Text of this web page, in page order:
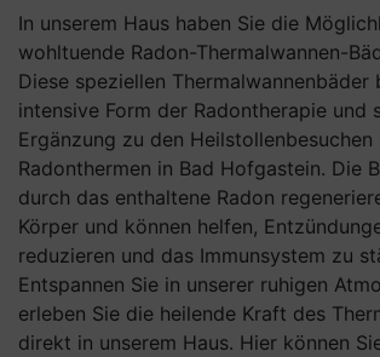
In unserem Haus haben Sie die
wohltuende Radon-Thermalwannen-
Diese speziellen Thermalwannenbäder
intensive Form der Radontherapie und
Ergänzung zu den Heilstollenbesuchen
Radonthermen in Bad Hofgastein. Die
durch das enthaltene Radon
Körper und können helfen,
reduzieren und das Immunsystem zu
Entspannen Sie in unserer ruhigen
erleben Sie die heilende Kraft des
direkt in unserem Haus. Hier können